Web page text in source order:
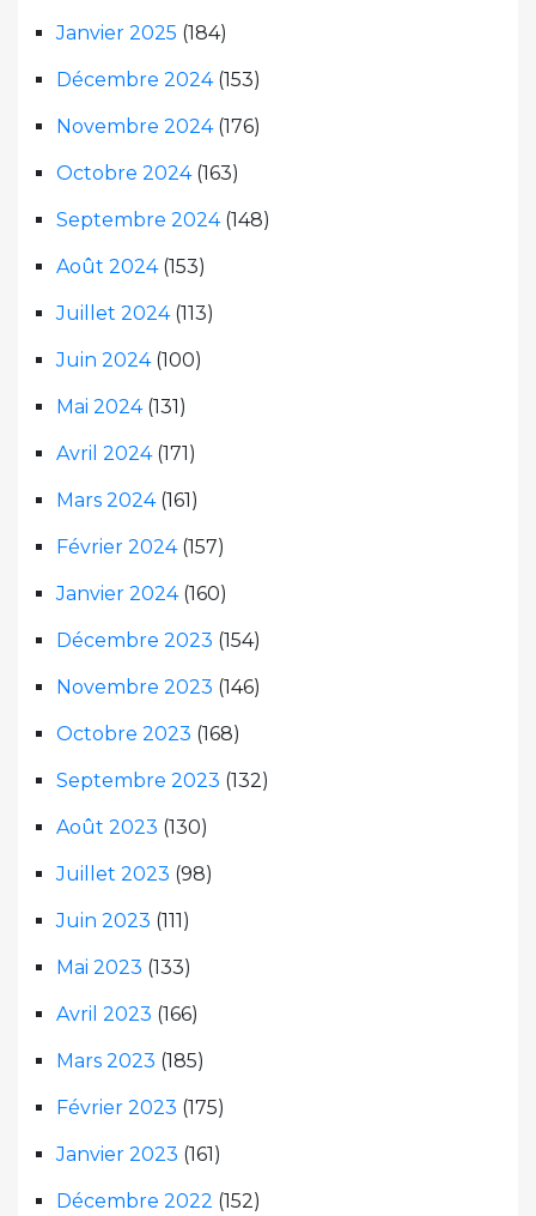
Janvier 2025 (184)
Décembre 2024(153)
Novembre 2024(176)
Octobre 2024(163)
Septembre 2024(148)
Août 2024(153)
Juillet 2024(113)
Juin 2024(100)
Mai 2024(131)
Avril 2024(171)
Mars 2024(161)
Février 2024(157)
Janvier 2024(160)
Décembre 2023 (154)
Novembre 2023 (146)
Octobre 2023 (168)
Septembre 2023 (132)
Août 2023 (130)
Juillet 2023 (98)
Juin 2023 (111)
Mai 2023 (133)
Avril 2023 (166)
Mars 2023 (185)
Février 2023 (175)
Janvier 2023 (161)
Décembre 2022 (152)